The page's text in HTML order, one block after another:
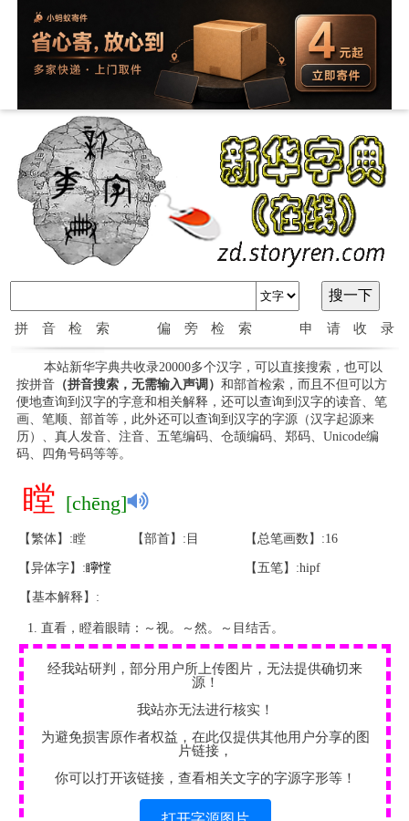
拼音检索 偏旁检索 申请收录
本站新华字典共收录20000多个汉字，可以直接搜索，也可以
按拼音（拼音搜索，无需输入声调） 和部首检索，而且不但可以方
便地查询到汉字的字意和相关解释，还可以查询到汉字的读音、笔
画、笔顺、部首等，此外还可以查询到汉字的字源（汉字起源来
历）、真人发音、注音、五笔编码、仓颉编码、郑码、Unicode编
码、四角号码等等。
瞠 [chēng]
【繁体】:瞠 【部首】:目 【总笔画数】:16
【异体字】:矃憆 【五笔】:hipf
【基本解释】:
直看，瞪着眼睛：～视。～然。～目结舌。
经我站研判，部分用户所上传图片，无法提供确切来
源！
我站亦无法进行核实！
为避免损害原作者权益，在此仅提供其他用户分享的图
片链接，
你可以打开该链接，查看相关文字的字源字形等！